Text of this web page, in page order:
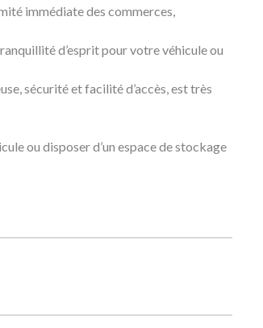
immédiate des commerces,
d’esprit pour votre véhicule ou
sécurité et facilité d’accès, est très
ou disposer d’un espace de stockage